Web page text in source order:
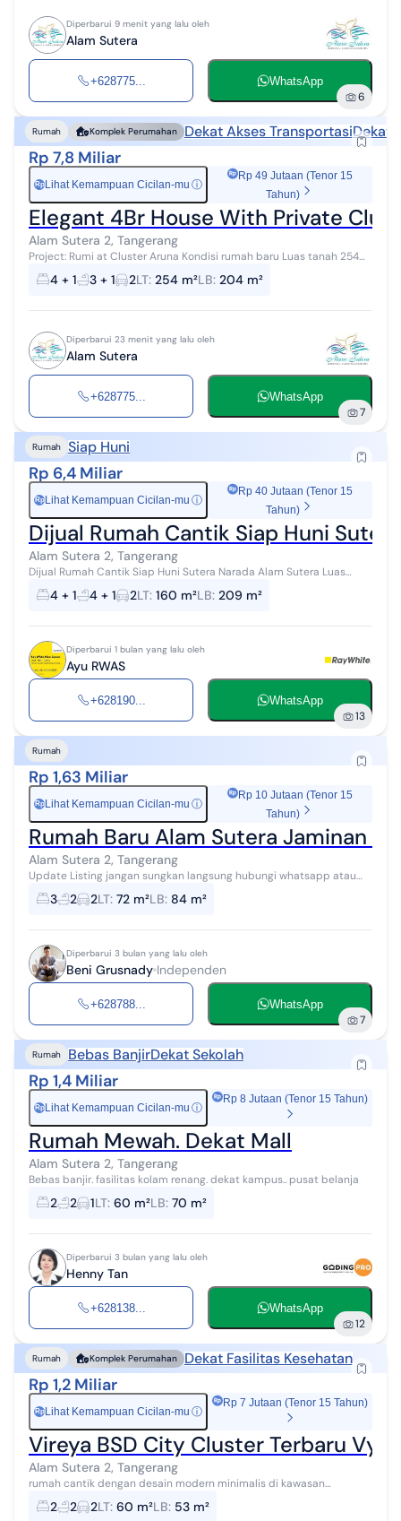
Diperbarui 9 menit yang lalu oleh
Alam Sutera
+628775... WhatsApp
6
Rumah Komplek Perumahan Dekat Akses TransportasiDekat
Rp 7,8 Miliar
Rp Lihat Kemampuan Cicilan-mu ⓘ
Rp 49 Jutaan (Tenor 15
Tahun)
Elegant 4Br House With Private
Alam Sutera 2, Tangerang
Project: Rumi at Cluster Aruna Kondisi rumah baru Luas tanah 254
m2 Luas bangunan 200 m2 4 kamar tidur, 3 kamar mandi Rumah 2
LT Modern Tr...
4 + 1 3 + 1 2LT: 254 m²LB: 204 m²
Diperbarui 23 menit yang lalu oleh
Alam Sutera
+628775... WhatsApp
7
Rumah Siap Huni
Rp 6,4 Miliar
Rp Lihat Kemampuan Cicilan-mu ⓘ
Rp 40 Jutaan (Tenor 15
Tahun)
Dijual Rumah Cantik Siap Huni
Alam Sutera 2, Tangerang
Dijual Rumah Cantik Siap Huni Sutera Narada Alam Sutera Luas
tanah 160m (8x20) Luas bangunan 209m Kamar tidur 4+1 Kamar
mandi 4+1 Carport 2 mobil ...
4 + 1 4 + 1 2LT: 160 m²LB: 209 m²
Diperbarui 1 bulan yang lalu oleh
Ayu RWAS
+628190... WhatsApp
13
Rumah
Rp 1,63 Miliar
Rp Lihat Kemampuan Cicilan-mu ⓘ
Rp 10 Jutaan (Tenor 15
Tahun)
Rumah Baru Alam Sutera Jaminan
Alam Sutera 2, Tangerang
Update Listing jangan sungkan langsung hubungi whatsapp atau
call Beni yah Spesialis Area Alam Sutera dan sekitarnya Titip Jual |
Beli | Sewa | J...
3 2 2LT: 72 m²LB: 84 m²
Diperbarui 3 bulan yang lalu oleh
Beni Grusnady Independen
+628788... WhatsApp
7
Rumah Bebas BanjirDekat Sekolah
Rp 1,4 Miliar
Rp Lihat Kemampuan Cicilan-mu ⓘ
Rp 8 Jutaan (Tenor 15 Tahun)
Rumah Mewah. Dekat Mall
Alam Sutera 2, Tangerang
Bebas banjir. fasilitas kolam renang. dekat kampus.. pusat belanja
2 2 1LT: 60 m²LB: 70 m²
Diperbarui 3 bulan yang lalu oleh
Henny Tan
+628138... WhatsApp
12
Rumah Komplek Perumahan Dekat Fasilitas Kesehatan
Rp 1,2 Miliar
Rp Lihat Kemampuan Cicilan-mu ⓘ
Rp 7 Jutaan (Tenor 15 Tahun)
Vireya BSD City Cluster Terbaru
Alam Sutera 2, Tangerang
rumah cantik dengan desain modern minimalis di kawasan
premium Cluster Vyorelle Viyera BSD. Hunian ini menawarkan
kenyamanan, keamanan, dan lingkun...
2 2 2LT: 60 m²LB: 53 m²